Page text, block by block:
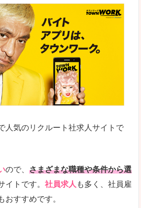
人気のリクルート社求人サイトで
ので、 さまざまな職種や条件から選
イトです。 社員求人 も多く、社員雇
おすすめです。